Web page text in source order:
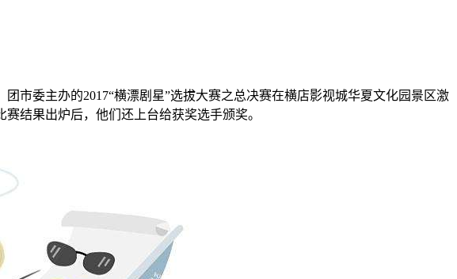
市委主办的2017“横漂剧星”选拔大赛之总决赛在横店影视城华夏文化园景区激
结果出炉后，他们还上台给获奖选手颁奖。